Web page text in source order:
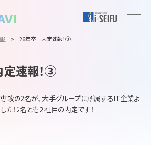
>26年卒 内定速報！③
速報！③
攻の2名が、大手グループに所属するIT企業よ
た！2名とも２社目の内定です！